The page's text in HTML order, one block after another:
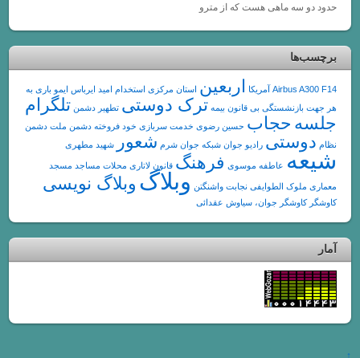
حدود دو سه ماهی هست که از مترو
برچسب‌ها
Airbus A300 F14 آمریکا اربعین استان مرکزی استخدام امید ایرباس ایمو باری به
هر جهت بازنشستگی بی قانون بیمه ترک دوستی تطهیر دشمن تلگرام
جلسه حجاب حسین رضوی خدمت سربازی خود فروخته دشمن ملت دشمن
نظام دوستی رادیو جوان شبکه جوان شرم شعور شهید مطهری
شیعه عاطفه موسوی فرهنگ قانون لاتاری محلات مساجد مسجد
معماری ملوک الطوایفی نجابت واشنگتن وبلاگ وبلاگ نویسی
کاوشگر کاوشگر جوان، سیاوش عقدائی
آمار
↑